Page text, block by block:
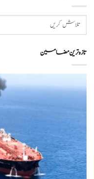
تازہ ترین مضامین